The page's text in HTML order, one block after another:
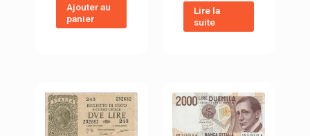
Ajouter au
panier
Lire la
suite